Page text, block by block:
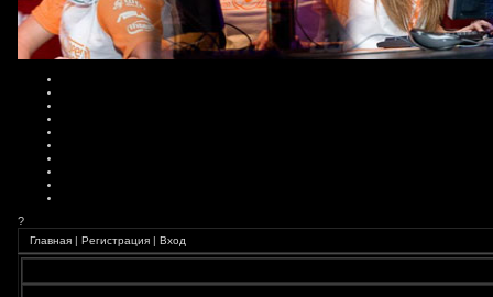
?
Главная | Регистрация | Вход